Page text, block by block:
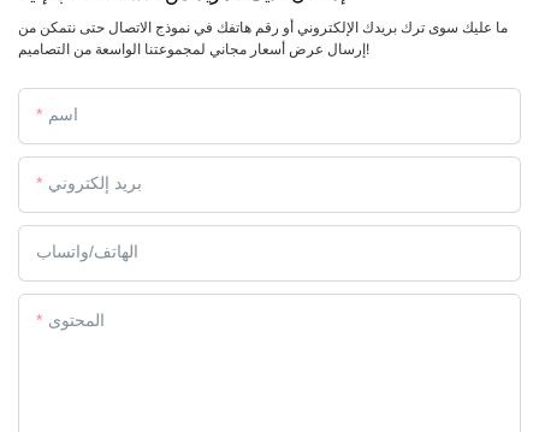
ما عليك سوى ترك بريدك الإلكتروني أو رقم هاتفك في نموذج الاتصال حتى نتمكن من
إرسال عرض أسعار مجاني لمجموعتنا الواسعة من التصاميم!
اسم
بريد إلكتروني
الهاتف/واتساب
المحتوى